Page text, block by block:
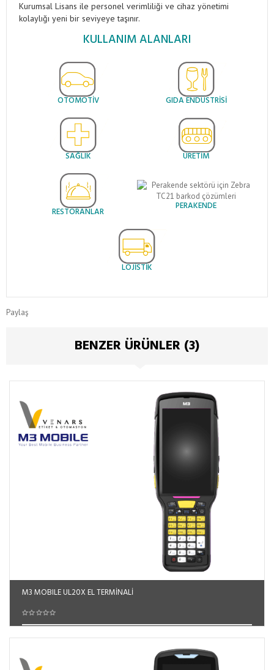
Kurumsal Lisans ile personel verimliliği ve cihaz yönetimi
kolaylığı yeni bir seviyeye taşınır.
KULLANIM ALANLARI
OTOMOTIV GIDA ENDÜSTRISI
SAĞLIK ÜRETIM
RESTORANLAR PERAKENDE
LOJISTIK
Paylaş
BENZER ÜRÜNLER (3)
M3 MOBILE UL20X EL TERMİNALİ